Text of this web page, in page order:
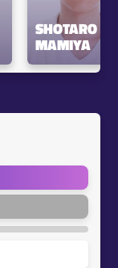
SHOTARO
MAMIYA